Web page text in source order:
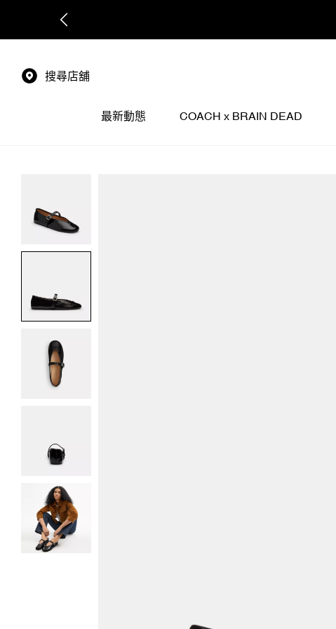
搜尋店舖
最新動態 COACH x BRAIN DEAD